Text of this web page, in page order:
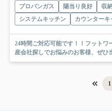
プロパンガス 陽当り良好 収
システムキッチン
カウンターキ
24時間ご対応可能です！！フット
産会社探しでお悩みのお客様、ぜひ
1